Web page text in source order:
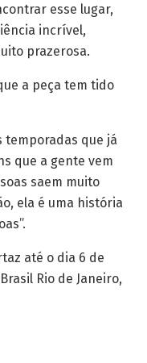
esse lugar,
incrível,
prazerosa.
a peça tem tido
temporadas que já
que a gente vem
saem muito
ela é uma história
até o dia 6 de
Rio de Janeiro,